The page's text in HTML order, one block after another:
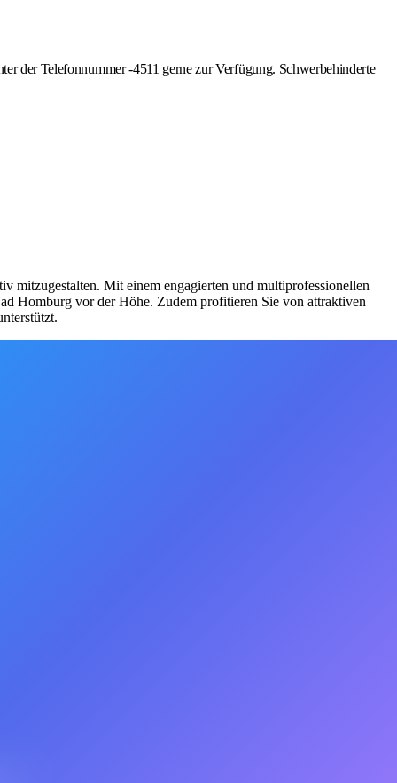
der Telefonnummer -4511 gerne zur Verfügung. Schwerbehinderte
Mit einem engagierten und multiprofessionellen
Homburg vor der Höhe. Zudem profitieren Sie von attraktiven